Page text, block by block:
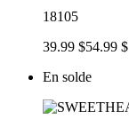
18105
39.99 $54.99 $
En solde